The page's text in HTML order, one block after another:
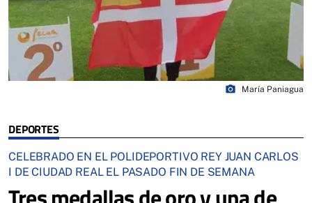
DEPORTES
CELEBRADO EN EL POLIDEPORTIVO REY JUAN CARLOS
I DE CIUDAD REAL EL PASADO FIN DE SEMANA
photo_camera María Paniagua